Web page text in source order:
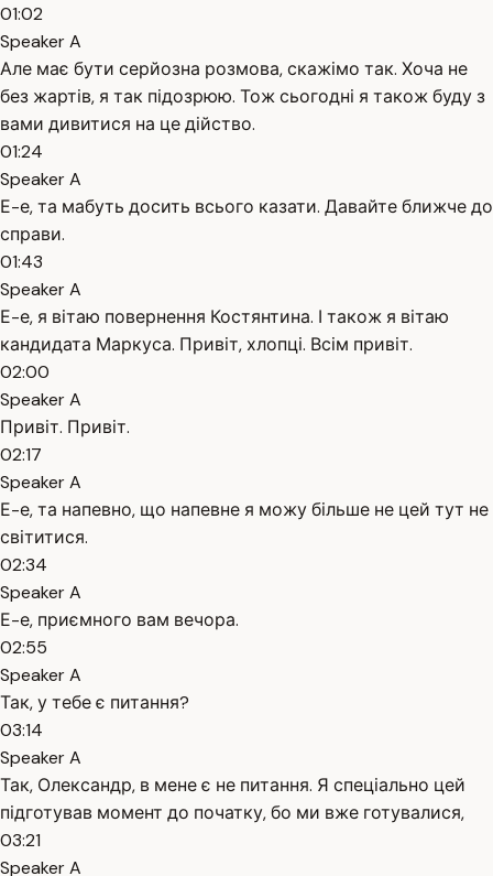
01:02
Speaker A
Але має бути серйозна розмова, скажімо так. Хоча не
без жартів, я так підозрюю. Тож сьогодні я також буду з
вами дивитися на це дійство.
01:24
Speaker A
Е-е, та мабуть досить всього казати. Давайте ближче до
справи.
01:43
Speaker A
Е-е, я вітаю повернення Костянтина. І також я вітаю
кандидата Маркуса. Привіт, хлопці. Всім привіт.
02:00
Speaker A
Привіт. Привіт.
02:17
Speaker A
Е-е, та напевно, що напевне я можу більше не цей тут не
світитися.
02:34
Speaker A
Е-е, приємного вам вечора.
02:55
Speaker A
Так, у тебе є питання?
03:14
Speaker A
Так, Олександр, в мене є не питання. Я спеціально цей
підготував момент до початку, бо ми вже готувалися,
03:21
Speaker A